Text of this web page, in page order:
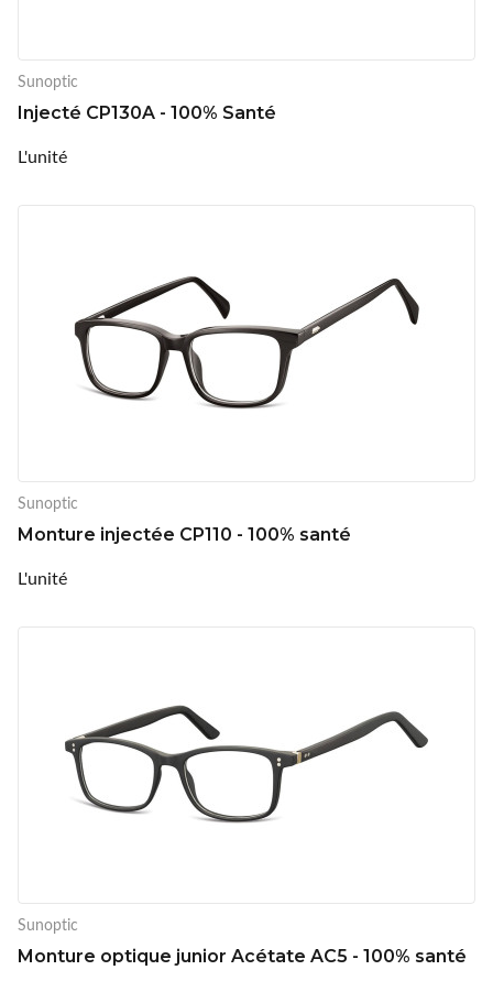
Sunoptic
Injecté CP130A - 100% Santé
L'unité
Sunoptic
Monture injectée CP110 - 100% santé
L'unité
Sunoptic
Monture optique junior Acétate AC5 - 100% santé